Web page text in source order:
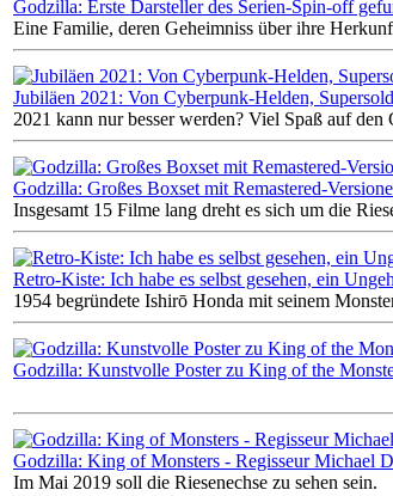
Godzilla: Erste Darsteller des Serien-Spin-off
Eine Familie, deren Geheimniss über ihre
Jubiläen 2021: Von Cyberpunk-Helden,
2021 kann nur besser werden? Viel Spaß auf
Godzilla: Großes Boxset mit Remastered-
Insgesamt 15 Filme lang dreht es sich um die
Retro-Kiste: Ich habe es selbst gesehen, ein
1954 begründete Ishirō Honda mit seinem
Godzilla: Kunstvolle Poster zu King of the
Godzilla: King of Monsters - Regisseur Michael
Im Mai 2019 soll die Riesenechse zu sehen sein.